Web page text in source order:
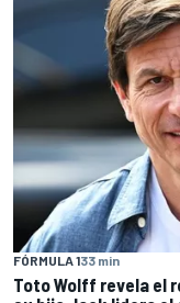
FÓRMULA 133 min
Toto Wolff revela el